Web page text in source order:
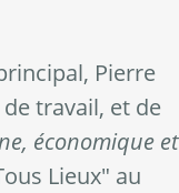
Pierre
travail, et de
économique et
Lieux" au